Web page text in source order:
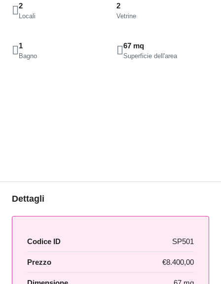
2
Locali
2
Vetrine
1
Bagno
67 mq
Superficie dell'area
Dettagli
Codice ID SP501
Prezzo €8.400,00